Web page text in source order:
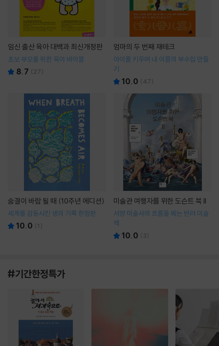
임신 출산 육아 대백과 최신개정판
초보 부모를 위한 육아 바이블
8.7 ( 27)
엄마의 두 번째 재테크
아이를 키우며 내 이름의 부수입 만들
기
10.0 (47)
숨결이 바람 될 때 (10주년 에디션)
세계를 감동시킨 생의 기록 한정판
10.0 (1 )
미술관 여행자를 위한 도슨트 북 II
서양 미술사의 흐름을 꿰는 반려 미술
책
10.0 ( 3)
#기간한정특가